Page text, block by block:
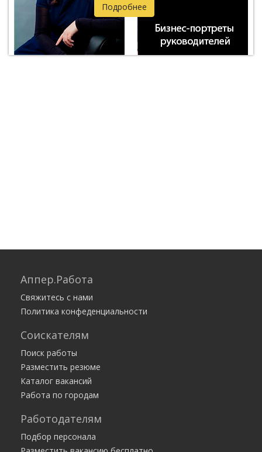
Подробнее
Аппер.Работа
Свяжитесь с нами
Политика конфеденциальности
Соискателям
Поиск работы
Разместить резюме
Каталог вакансий
Работа по городам
Работодателям
Подбор персонала